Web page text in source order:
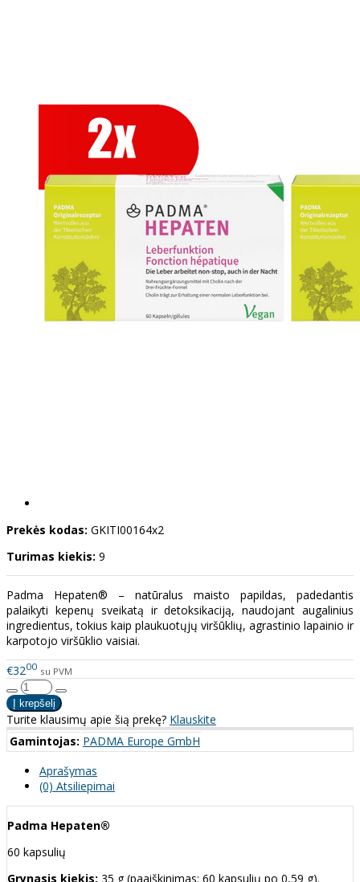
Prekės kodas: GKITI00164x2
Turimas kiekis: 9
Padma Hepaten® – natūralus maisto papildas, padedantis
palaikyti kepenų sveikatą ir detoksikaciją, naudojant augalinius
ingredientus, tokius kaip plaukuotųjų viršūklių, agrastinio lapainio ir
karpotojo viršūklio vaisiai.
€3200 su PVM
Turite klausimų apie šią prekę? Klauskite
Gamintojas: PADMA Europe GmbH
Aprašymas
(0) Atsiliepimai
Padma Hepaten®
60 kapsulių
Grynasis kiekis: 35 g (paaiškinimas: 60 kapsulių po 0,59 g).